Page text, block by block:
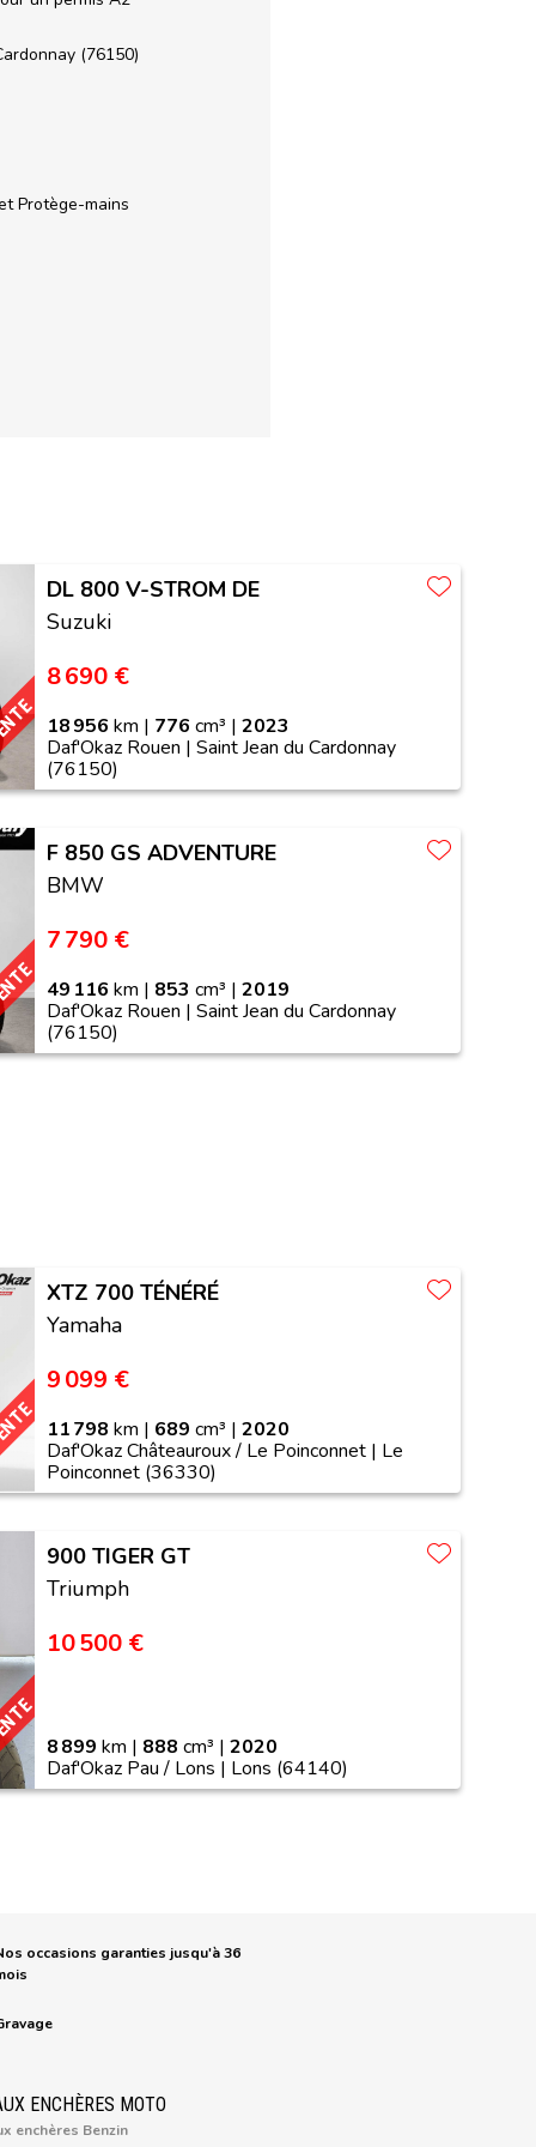
(76150)
Protège-mains
DL 800 V-STROM DE
Suzuki
8 690 €
18 956 km | 776 cm³ | 2023
Daf'Okaz Rouen | Saint Jean du Cardonnay
(76150)
F 850 GS ADVENTURE
BMW
7 790 €
49 116 km | 853 cm³ | 2019
Daf'Okaz Rouen | Saint Jean du Cardonnay
(76150)
XTZ 700 TÉNÉRÉ
Yamaha
9 099 €
11 798 km | 689 cm³ | 2020
Daf'Okaz Châteauroux / Le Poinconnet | Le
Poinconnet (36330)
900 TIGER GT
Triumph
10 500 €
8 899 km | 888 cm³ | 2020
Daf'Okaz Pau / Lons | Lons (64140)
occasions garanties jusqu'à 36
ENCHÈRES MOTO
enchères Benzin